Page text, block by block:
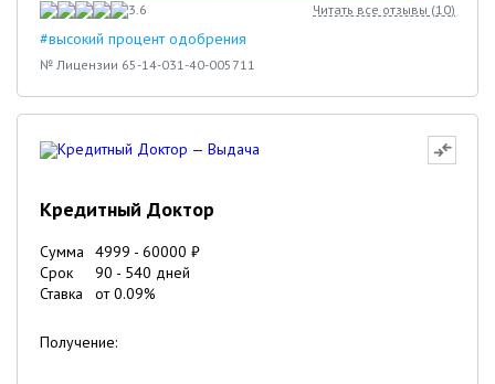
3.6 Читать все отзывы (10)
#высокий процент одобрения
№ Лицензии 65-14-031-40-005711
Кредитный Доктор
Сумма 4999 - 60000 ₽
Срок
90 - 540 дней
Ставка
от0.09%
Получение: